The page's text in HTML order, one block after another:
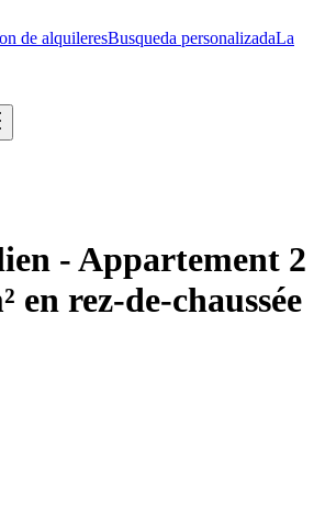
de alquileresBusqueda personalizadaLa
- Appartement 2
en rez-de-chaussée